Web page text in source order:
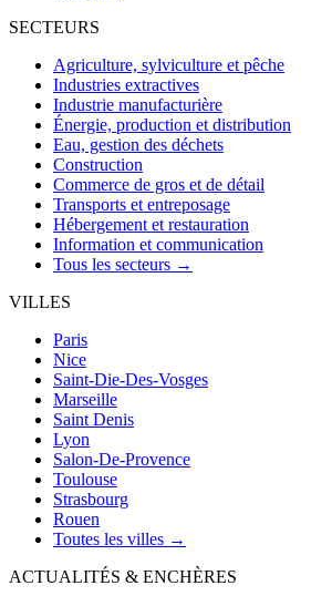
SECTEURS
Agriculture, sylviculture et pêche
Industries extractives
Industrie manufacturière
Énergie, production et distribution
Eau, gestion des déchets
Construction
Commerce de gros et de détail
Transports et entreposage
Hébergement et restauration
Information et communication
Tous les secteurs →
VILLES
Paris
Nice
Saint-Die-Des-Vosges
Marseille
Saint Denis
Lyon
Salon-De-Provence
Toulouse
Strasbourg
Rouen
Toutes les villes →
ACTUALITÉS & ENCHÈRES